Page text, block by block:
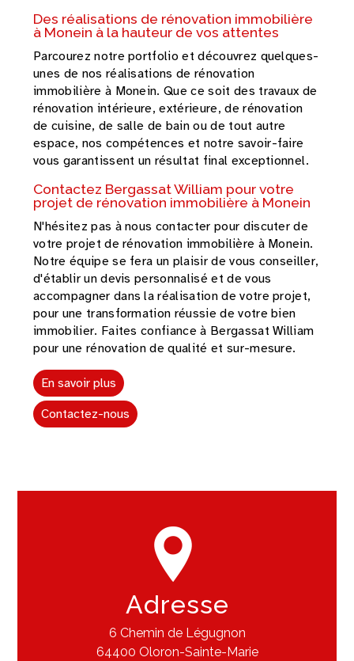
Des réalisations de rénovation immobilière
à Monein à la hauteur de vos attentes
Parcourez notre portfolio et découvrez quelques-
unes de nos réalisations de rénovation
immobilière à Monein. Que ce soit des travaux de
rénovation intérieure, extérieure, de rénovation
de cuisine, de salle de bain ou de tout autre
espace, nos compétences et notre savoir-faire
vous garantissent un résultat final exceptionnel.
Contactez Bergassat William pour votre
projet de rénovation immobilière à Monein
N'hésitez pas à nous contacter pour discuter de
votre projet de rénovation immobilière à Monein.
Notre équipe se fera un plaisir de vous conseiller,
d'établir un devis personnalisé et de vous
accompagner dans la réalisation de votre projet,
pour une transformation réussie de votre bien
immobilier. Faites confiance à Bergassat William
pour une rénovation de qualité et sur-mesure.
En savoir plus
Contactez-nous
Adresse
6 Chemin de Légugnon
64400 Oloron-Sainte-Marie